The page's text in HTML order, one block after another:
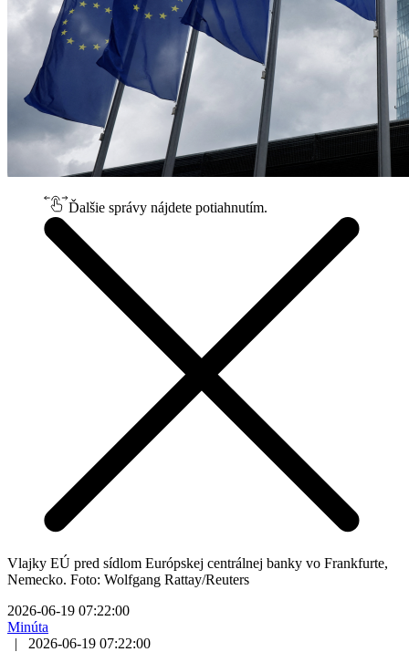
Ďalšie správy nájdete potiahnutím.
Vlajky EÚ pred sídlom Európskej centrálnej banky vo Frankfurte,
Nemecko. Foto: Wolfgang Rattay/Reuters
2026-06-19 07:22:00
Minúta
|
2026-06-19 07:22:00